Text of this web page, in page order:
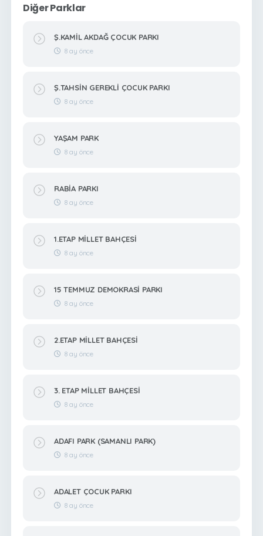
Diğer Parklar
Ş.KAMİL AKDAĞ ÇOCUK PARKI
8 ay önce
Ş.TAHSİN GEREKLİ ÇOCUK PARKI
8 ay önce
YAŞAM PARK
8 ay önce
RABİA PARKI
8 ay önce
1.ETAP MİLLET BAHÇESİ
8 ay önce
15 TEMMUZ DEMOKRASİ PARKI
8 ay önce
2.ETAP MİLLET BAHÇESİ
8 ay önce
3. ETAP MİLLET BAHÇESİ
8 ay önce
ADAFI PARK (SAMANLI PARK)
8 ay önce
ADALET ÇOCUK PARKI
8 ay önce